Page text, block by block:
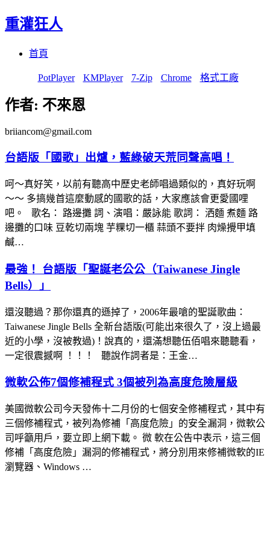
重灌狂人
首頁
PotPlayer KMPlayer 7-Zip Chrome 格式工廠
作者: 不來恩
briiancom@gmail.com
台語版「國歌」出爐，藍綠破天荒同聲高唱！
呵～真好笑，以前有聽高中歷史老師唱過類似的，真好玩啊
～～ 多搞幾首這麼動感的國歌的話，大家應該會更愛國哩
吧。 歌名： 路邊攤 詞、演唱：嚴詠能 歌詞： 洒麵 煮麵 路
邊攤的口味 豆乾切兩塊 芋粿切一櫃 蒜頭不要拌 肉燥攪甲填
鹹…
最強！ 台語版「聖誕老公公（Taiwanese Jingle
Bells）」
還沒聽過？那你還真的遜掉了，2006年最嗆的聖誕歌曲：
Taiwanese Jingle Bells 全新台語版(可能出來很久了，沒上過最
近的小學，沒被教過)！說真的，還滿想聽伍佰唱來聽聽看，
一定很震撼啊 ！！！ 聽說作詞者是：王金…
微軟公佈7個修補程式 3個被列為高度危險層級
美國微軟公司今天發佈十二月份的七個安全修補程式，其中有
三個修補程式，被列為修補「高度危險」的安全漏洞，微軟公
司呼籲用戶，要立即上網下載。 微 軟在公告中表示，這三個
修補「高度危險」漏洞的修補程式，將分別用來修補微軟的IE
瀏覽器、Windows …